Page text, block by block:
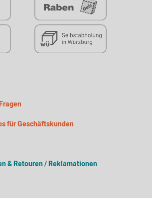
für Geschäftskunden
& Retouren / Reklamationen